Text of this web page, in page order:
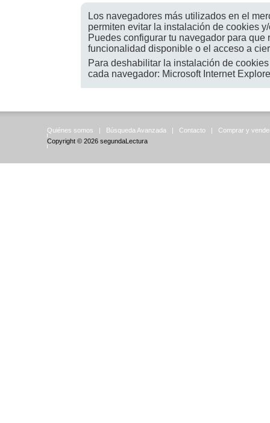
Los navegadores más utilizados en el
permiten evitar la instalación de cookies
Puedes configurar tu navegador para
funcionalidad disponible o el acceso a
Para deshabilitar la instalación de
cada navegador: Microsoft Internet
Quiénes somos | Búsqueda Avanzada | Contacto |
Comprar y
Copyright © 2026 segundaLectura